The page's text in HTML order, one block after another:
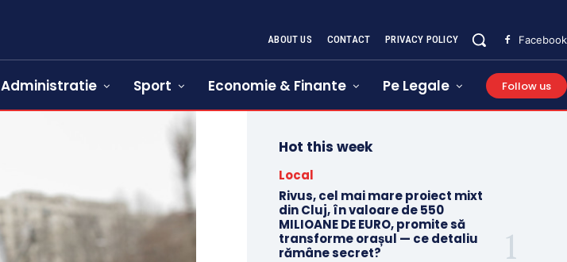
ABOUT US CONTACT PRIVACY POLICY Facebook
Administratie Sport Economie & Finante Pe Legale Follow us
Hot this week
Local
Rivus, cel mai mare proiect mixt
din Cluj, în valoare de 550
MILIOANE DE EURO, promite să
transforme orașul — ce detaliu
rămâne secret?